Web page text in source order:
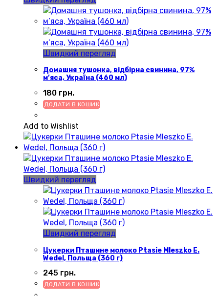
Швидкий перегляд
Домашня тушонка, відбірна свинина, 97%
м’яса, Україна (460 мл)
180 грн.
ДОДАТИ В КОШИК
Add to Wishlist
Швидкий перегляд
Швидкий перегляд
Цукерки Пташине молоко Ptasie Mleszko E.
Wedel, Польща (360 г)
245 грн.
ДОДАТИ В КОШИК